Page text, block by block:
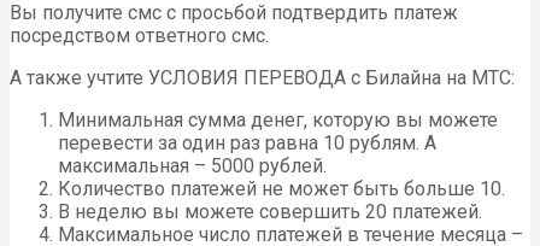
Вы получите смс с просьбой подтвердить платеж
посредством ответного смс.
А также учтите УСЛОВИЯ ПЕРЕВОДА с Билайна на МТС:
Минимальная сумма денег, которую вы можете
перевести за один раз равна 10 рублям. А
максимальная – 5000 рублей.
Количество платежей не может быть больше 10.
В неделю вы можете совершить 20 платежей.
Максимальное число платежей в течение месяца –